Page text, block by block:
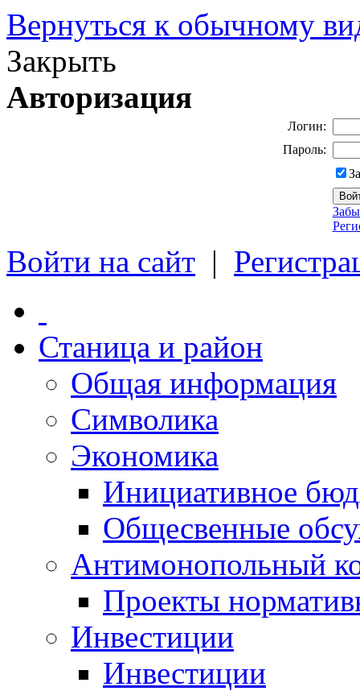
Вернуться к обычному
Закрыть
Авторизация
Логин:
Пароль:
Войти на сайт |
Станица и район
Общая информация
Символика
Экономика
Инициативное
Общесвенные
Антимонопольный
Проекты
Инвестиции
Инвестиции